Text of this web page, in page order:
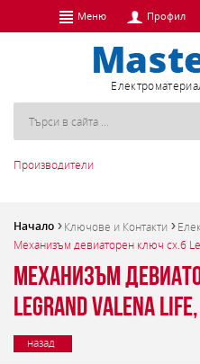
Меню Профил
Производители
Начало Ключове и Контакти
Механизъм девиаторен ключ сх.6
Механизъм
Legrand Valena
назад